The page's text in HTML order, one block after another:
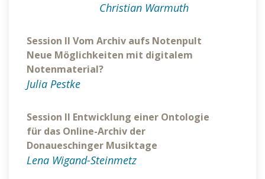
Christian Warmuth
Session II Vom Archiv aufs Notenpult
Neue Möglichkeiten mit digitalem
Notenmaterial?
Julia Pestke
Session II Entwicklung einer Ontologie
für das Online-Archiv der
Donaueschinger Musiktage
Lena Wigand-Steinmetz